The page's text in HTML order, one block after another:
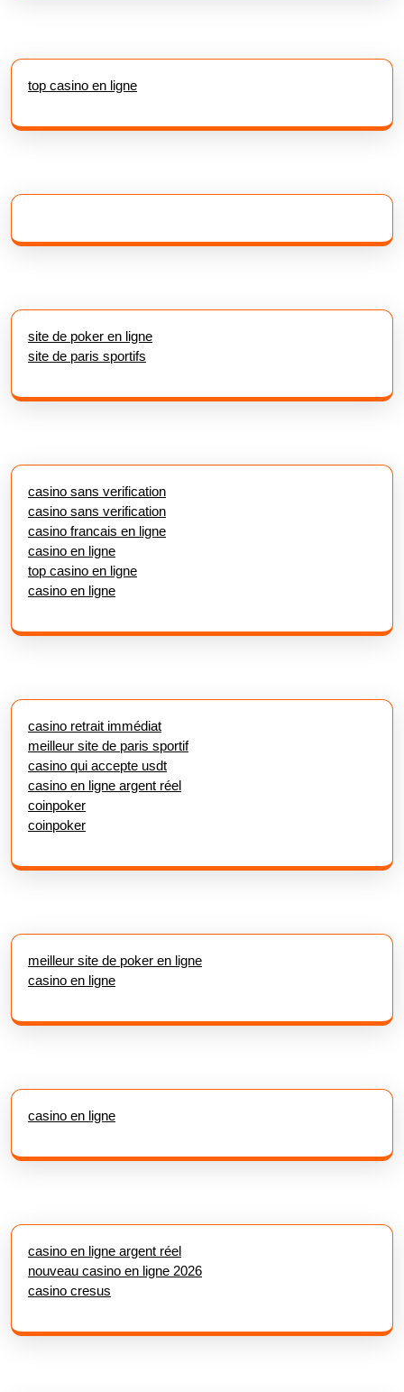
top casino en ligne
site de poker en ligne
site de paris sportifs
casino sans verification
casino sans verification
casino francais en ligne
casino en ligne
top casino en ligne
casino en ligne
casino retrait immédiat
meilleur site de paris sportif
casino qui accepte usdt
casino en ligne argent réel
coinpoker
coinpoker
meilleur site de poker en ligne
casino en ligne
casino en ligne
casino en ligne argent réel
nouveau casino en ligne 2026
casino cresus